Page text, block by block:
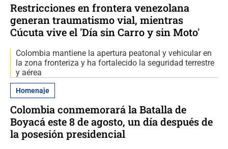
Restricciones en frontera venezolana
generan traumatismo vial, mientras
Cúcuta vive el 'Día sin Carro y sin Moto'
Colombia mantiene la apertura peatonal y vehicular en
la zona fronteriza y ha fortalecido la seguridad terrestre
y aérea
Homenaje
Colombia conmemorará la Batalla de
Boyacá este 8 de agosto, un día después de
la posesión presidencial